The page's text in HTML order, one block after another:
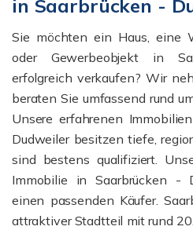
in Saarbrücken -
Sie möchten ein Haus, eine
oder Gewerbeobjekt in
erfolgreich verkaufen? Wir
beraten Sie umfassend rund
Unsere erfahrenen
Dudweiler besitzen tiefe,
sind bestens qualifiziert.
Immobilie in Saarbrücken -
einen passenden Käufer.
attraktiver Stadtteil mit rund